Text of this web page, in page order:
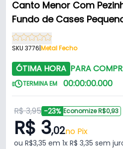
Canto Menor Com
Fundo de Cases
SKU 3776|Metal Fecho
ÓTIMA HORA PARA
TERMINA EM 00:00:00.000
R$ 3,95 -23% Economize R$0,93
R$ 3,02no Pix
ou R$3,35 em 1x R$ 3,35 sem